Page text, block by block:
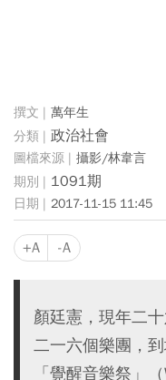
萬年生
政治社會
攝影/林韋言
1091期
2017-11-15 11:45
+A -A
顏廷憲，現年二
二一六個樂團，
「覺醒音樂祭」